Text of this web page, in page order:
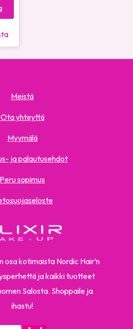
osa kotimaista Nordic Hair’n
ja kaikki tuotteet
Salosta. Shoppaile ja
ihastu!
Meistä
Ota yhteyttä
Myymälä
ja palautusehdot
Peru sopimus